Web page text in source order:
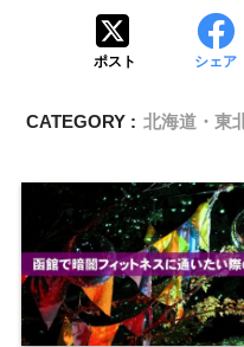
ポスト シェア
CATEGORY : 北海道・東